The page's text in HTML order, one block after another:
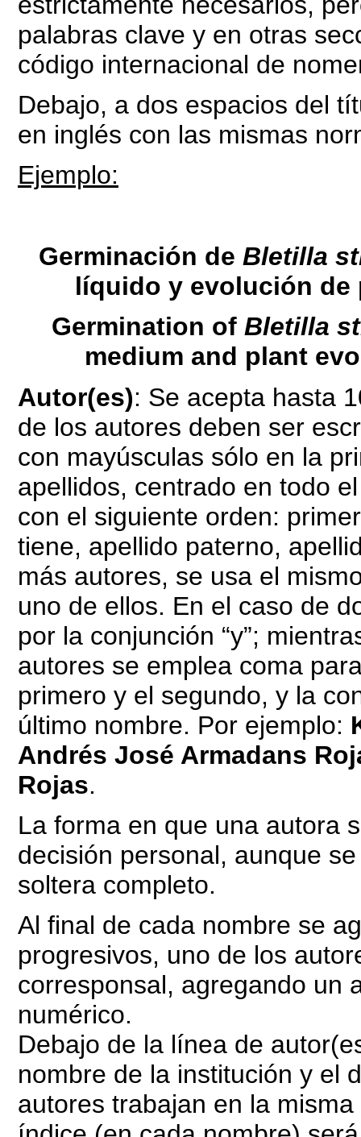
palabras clave y en otras
código internacional de
Debajo, a dos espacios del
en inglés con las mismas
Ejemplo:
Germinación de Bletilla
líquido y evolución de
Germination of Bletilla
medium and plant
Autor(es): Se acepta hasta
de los autores deben ser
con mayúsculas sólo en la
apellidos, centrado en todo
con el siguiente orden:
tiene, apellido paterno,
más autores, se usa el
uno de ellos. En el caso de
por la conjunción “y”;
autores se emplea coma
primero y el segundo, y la
último nombre. Por ejemplo:
Andrés José Armadans
Rojas.
La forma en que una autora
decisión personal, aunque
soltera completo.
Al final de cada nombre se
progresivos, uno de los
corresponsal, agregando un
numérico.
Debajo de la línea de
nombre de la institución y el
autores trabajan en la